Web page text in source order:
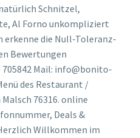
Schnitzel,
Al Forno unkompliziert
erkenne die Null-Toleranz-
Bewertungen
705842 Mail: info@bonito-
des Restaurant /
76316. online
Deals &
Willkommen im